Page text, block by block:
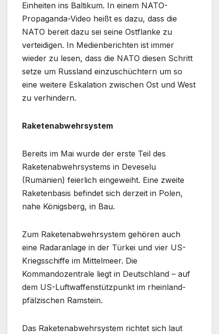
Einheiten ins Baltikum. In einem NATO-
Propaganda-Video heißt es dazu, dass die
NATO bereit dazu sei seine Ostflanke zu
verteidigen. In Medienberichten ist immer
wieder zu lesen, dass die NATO diesen Schritt
setze um Russland einzuschüchtern um so
eine weitere Eskalation zwischen Ost und West
zu verhindern.
Raketenabwehrsystem
Bereits im Mai wurde der erste Teil des
Raketenabwehrsystems in Deveselu
(Rumänien) feierlich eingeweiht. Eine zweite
Raketenbasis befindet sich derzeit in Polen,
nahe Königsberg, in Bau.
Zum Raketenabwehrsystem gehören auch
eine Radaranlage in der Türkei und vier US-
Kriegsschiffe im Mittelmeer. Die
Kommandozentrale liegt in Deutschland – auf
dem US-Luftwaffenstützpunkt im rheinland-
pfälzischen Ramstein.
Das Raketenabwehrsystem richtet sich laut